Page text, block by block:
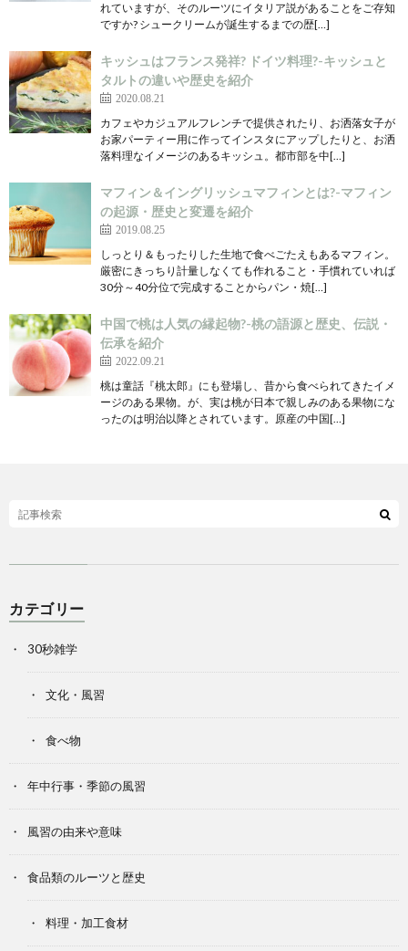
れていますが、そのルーツにイタリア説があることをご存知
ですか? シュークリームが誕生するまでの歴[…]
キッシュはフランス発祥? ドイツ料理?-キッシュと
タルトの違いや歴史を紹介
2020.08.21
カフェやカジュアルフレンチで提供されたり、お洒落女子が
お家パーティー用に作ってインスタにアップしたりと、お洒
落料理なイメージのあるキッシュ。都市部を中[…]
マフィン＆イングリッシュマフィンとは?-マフィン
の起源・歴史と変遷を紹介
2019.08.25
しっとり＆もったりした生地で食べごたえもあるマフィン。
厳密にきっちり計量しなくても作れること・手慣れていれば
30分～40分位で完成することからパン・焼[…]
中国で桃は人気の縁起物?-桃の語源と歴史、伝説・
伝承を紹介
2022.09.21
桃は童話『桃太郎』にも登場し、昔から食べられてきたイメ
ージのある果物。が、実は桃が日本で親しみのある果物にな
ったのは明治以降とされています。原産の中国[…]
カテゴリー
30秒雑学
文化・風習
食べ物
年中行事・季節の風習
風習の由来や意味
食品類のルーツと歴史
料理・加工食材